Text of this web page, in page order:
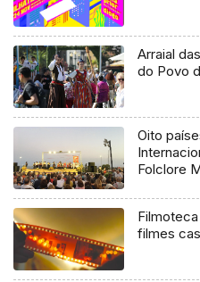
Arraial
do Povo
Oito
Folclore
filmes